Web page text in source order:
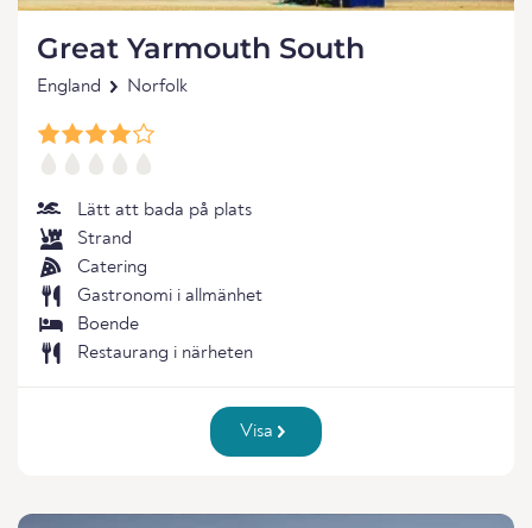
Great Yarmouth South
England Norfolk
Lätt att bada på plats
Strand
Catering
Gastronomi i allmänhet
Boende
Restaurang i närheten
Visa